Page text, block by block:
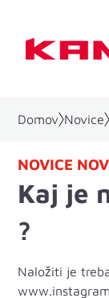
Domov Novice
NOVICE
Kaj je
?
Naložiti je